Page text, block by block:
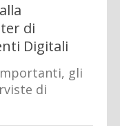
di
Digitali
gli
di